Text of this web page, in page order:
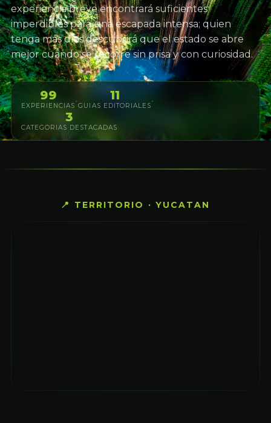
experiencia breve encontrará suficientes
imperdibles para una escapada intensa; quien
tenga más días descubrirá que el estado se abre
mejor cuando se recorre sin prisa y con curiosidad.
99
EXPERIENCIAS· 11
GUIAS EDITORIALES·
3
CATEGORIAS DESTACADAS
📍 TERRITORIO · YUCATAN